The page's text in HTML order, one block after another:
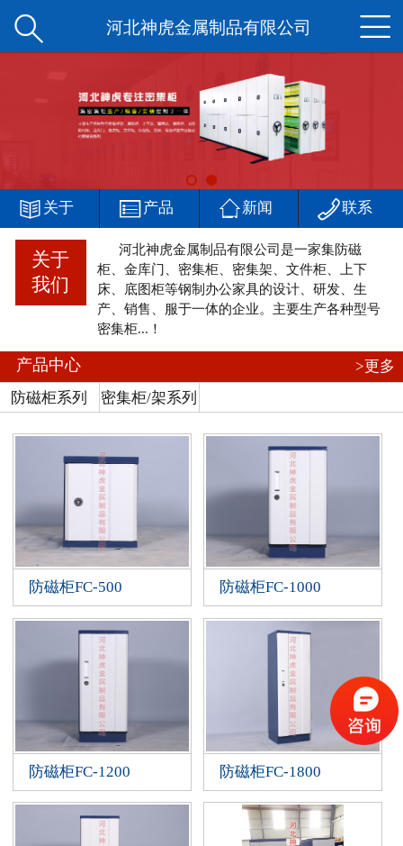
网站首页
产品中心
新闻中心
客户案例
厂区一角
在线留言
河北神虎金属制品有限公司 

 关于  产品 新闻 联系
关于
我们
河北神虎金属制品有限公司是一家集防磁
柜、金库门、密集柜、密集架、文件柜、上下
床、底图柜等钢制办公家具的设计、研发、生
产、销售、服于一体的企业。主要生产各种型号
密集柜...！
产品中心
>更多
防磁柜系列
密集柜/架系列
防磁柜FC-500 防磁柜FC-1000
防磁柜FC-1200 防磁柜FC-1800